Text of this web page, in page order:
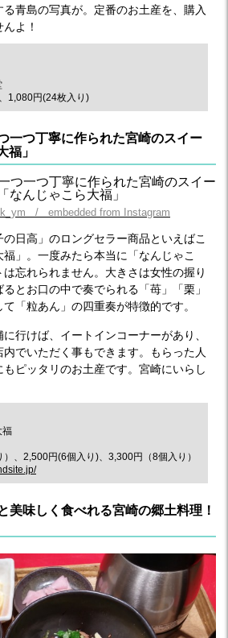
青島の写真が。定番のお土産を、購入
よ！
1,080円(24枚入り)
一つ丁寧に作られた宮崎のスイー
福」
/ embedded from Instagram
日高」のロングセラー商品といえばこ
」。一度みたら本当に「なんじゃこ
忘れられません。大きさは女性の握り
とお口の中で奏でられる「苺」「栗」
て「粒あん」の四重奏が特徴的です。
に行けば、イートインコーナーがあり、
でいただく事もできます。もらった人
ピッタリのお土産です。宮崎にいらし
福
、2,500円(6個入り)、3,300円（8個入り）
美味しく食べれる宮崎の郷土料理！